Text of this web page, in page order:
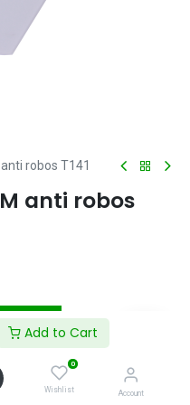
Add to Cart
0
Wishlist Account
robos T141
anti robos
Cart